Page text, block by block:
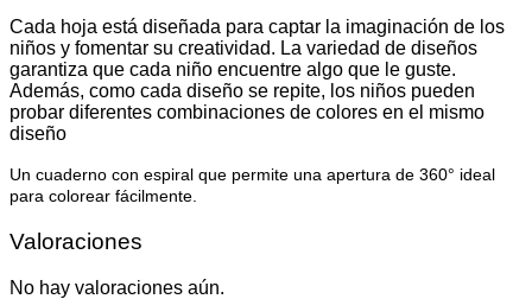
Cada hoja está diseñada para captar la imaginación de los
niños y fomentar su creatividad. La variedad de diseños
garantiza que cada niño encuentre algo que le guste.
Además, como cada diseño se repite, los niños pueden
probar diferentes combinaciones de colores en el mismo
diseño
Un cuaderno con espiral que permite una apertura de 360° ideal
para colorear fácilmente.
Valoraciones
No hay valoraciones aún.